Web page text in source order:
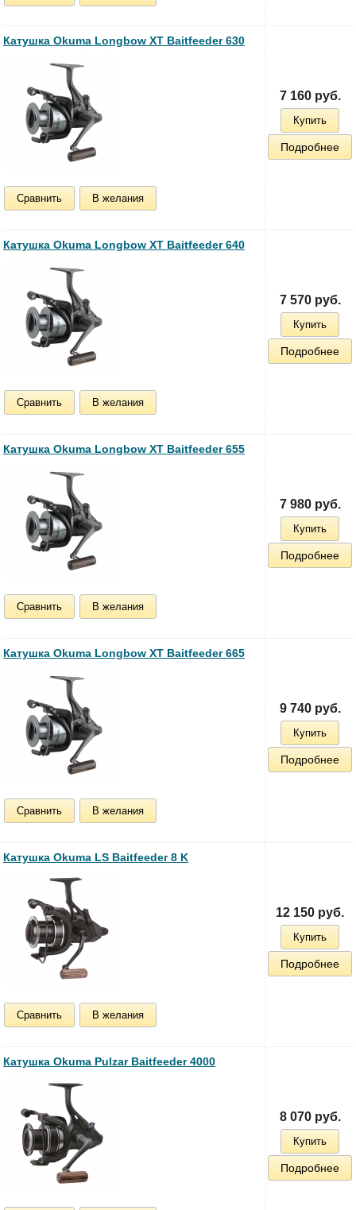
Катушка Okuma Longbow XT Baitfeeder 630
Сравнить В желания
7 160 руб.
Купить
Подробнее
Катушка Okuma Longbow XT Baitfeeder 640
Сравнить В желания
7 570 руб.
Купить
Подробнее
Катушка Okuma Longbow XT Baitfeeder 655
Сравнить В желания
7 980 руб.
Купить
Подробнее
Катушка Okuma Longbow XT Baitfeeder 665
Сравнить В желания
9 740 руб.
Купить
Подробнее
Катушка Okuma LS Baitfeeder 8 K
Сравнить В желания
12 150 руб.
Купить
Подробнее
Катушка Okuma Pulzar Baitfeeder 4000
8 070 руб.
Купить
Подробнее